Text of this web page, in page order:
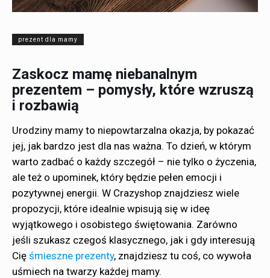
prezent dla mamy
Zaskocz mamę niebanalnym
prezentem – pomysły, które wzruszą
i rozbawią
Urodziny mamy to niepowtarzalna okazja, by pokazać
jej, jak bardzo jest dla nas ważna. To dzień, w którym
warto zadbać o każdy szczegół – nie tylko o życzenia,
ale też o upominek, który będzie pełen emocji i
pozytywnej energii. W Crazyshop znajdziesz wiele
propozycji, które idealnie wpisują się w ideę
wyjątkowego i osobistego świętowania. Zarówno
jeśli szukasz czegoś klasycznego, jak i gdy interesują
Cię śmieszne prezenty, znajdziesz tu coś, co wywoła
uśmiech na twarzy każdej mamy.